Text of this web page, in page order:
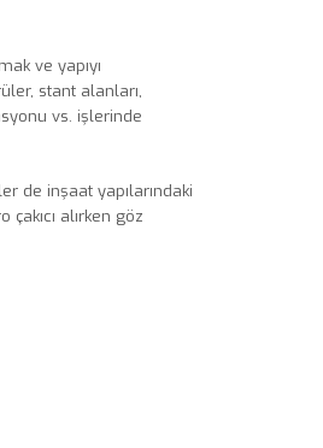
ve yapıyı
stant alanları,
vs. işlerinde
de inşaat yapılarındaki
alırken göz